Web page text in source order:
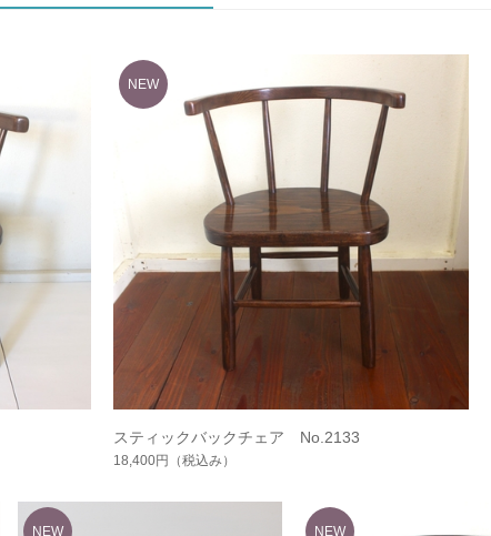
スティックバックチェア No.2133
18,400円 （税込み）